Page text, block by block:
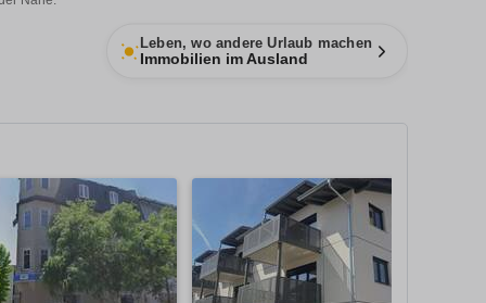
Leben, wo andere Urlaub machen
Immobilien im Ausland